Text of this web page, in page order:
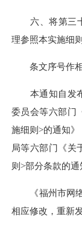
六、将第三十
理参照本实施细则
条文序号作相
本通知自发布
委员会等六部门
施细则>的通知
局等六部门《关
则>部分条款的通
《福州市网络
相应修改，重新发